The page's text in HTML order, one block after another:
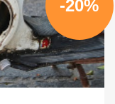
-20%